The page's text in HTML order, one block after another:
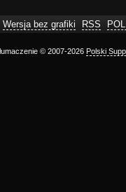
Wersja bez grafiki RSS
© 2007-2026 Polski